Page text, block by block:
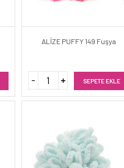
ALİZE PUFFY 149 Fuşya
SEPETE EKLE